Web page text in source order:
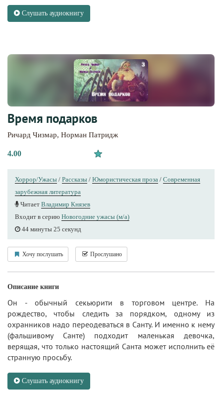
Слушать аудиокнигу
Время подарков
Ричард Чизмар, Норман Патридж
4.00
Хоррор/Ужасы / Рассказы / Юмористическая проза / Современная
зарубежная литература
Читает Владимир Князев
Входит в серию Новогодние ужасы (м/а)
44 минуты 25 секунд
Хочу послушать Прослушано
Описание книги
Он - обычный секьюрити в торговом центре. На
рождество, чтобы следить за порядком, одному из
охранников надо переодеваться в Санту. И именно к нему
(фальшивому Санте) подходит маленькая девочка,
верящая, что только настоящий Санта может исполнить её
странную просьбу.
Слушать аудиокнигу